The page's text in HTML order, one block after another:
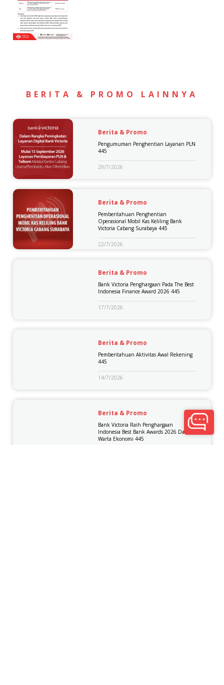
BERITA & PROMO LAINNYA
Berita & Promo
Pengumuman Penghentian Layanan PLN
445
29/7/2026
Berita & Promo
Pemberitahuan Penghentian
Operasional Mobil Kas Keliling Bank
Victoria Cabang Surabaya 445
22/7/2026
Berita & Promo
Bank Victoria Penghargaan Pada The Best
Indonesia Finance Award 2026 445
17/7/2026
Berita & Promo
Pemberitahuan Aktivitas Awal Rekening
445
14/7/2026
Berita & Promo
Bank Victoria Raih Penghargaan
Indonesia Best Bank Awards 2026 Dari
Warta Ekonomi 445